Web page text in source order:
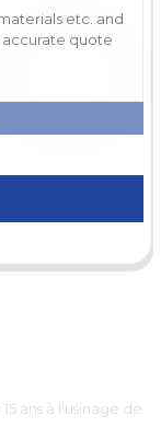
ans à l'usinage de